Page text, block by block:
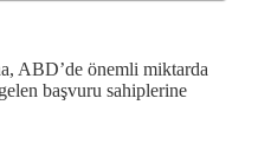
ABD’de önemli miktarda
başvuru sahiplerine